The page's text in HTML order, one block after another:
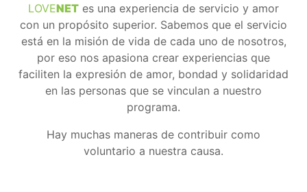
LOVENET es una experiencia de servicio y amor
con un propósito superior. Sabemos que el servicio
está en la misión de vida de cada uno de nosotros,
por eso nos apasiona crear experiencias que
faciliten la expresión de amor, bondad y solidaridad
en las personas que se vinculan a nuestro
programa.
Hay muchas maneras de contribuir como
voluntario a nuestra causa.